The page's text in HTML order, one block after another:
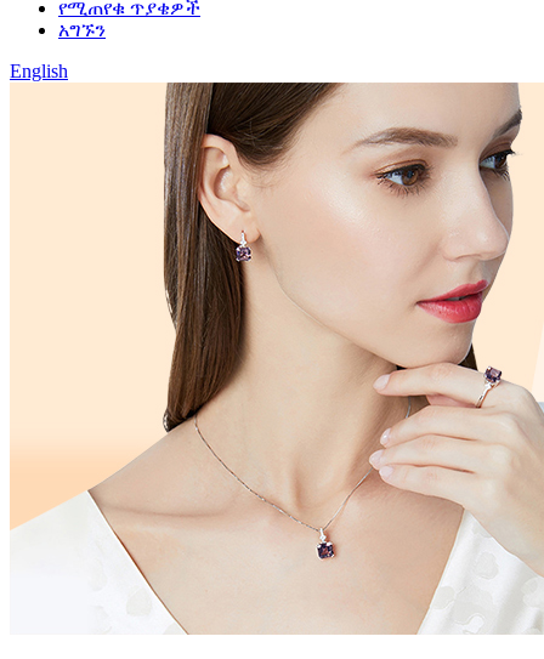
የሚጠየቁ ጥያቄዎች
አግኙን
English